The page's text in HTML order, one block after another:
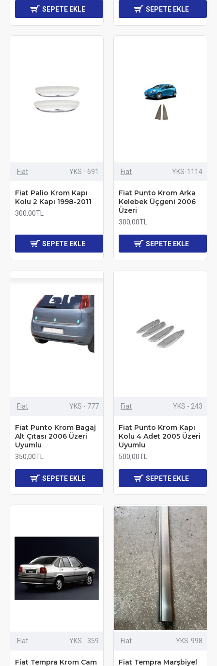
SEPETE EKLE SEPETE EKLE
Fiat YKS - 691
Fiat Palio Krom Kapı
Kolu 2 Kapı 1998-2011
300,00TL
SEPETE EKLE
Fiat YKS-1114
Fiat Punto Krom Arka
Kelebek Üçgeni 2006
Üzeri
300,00TL
SEPETE EKLE
Fiat YKS - 777
Fiat Punto Krom Bagaj
Alt Çıtası 2006 Üzeri
Uyumlu
350,00TL
SEPETE EKLE
Fiat YKS - 243
Fiat Punto Krom Kapı
Kolu 4 Adet 2005 Üzeri
Uyumlu
500,00TL
SEPETE EKLE
Fiat YKS - 359
Fiat Tempra Krom Cam
Fiat YKS-998
Fiat Tempra Marşbiyel